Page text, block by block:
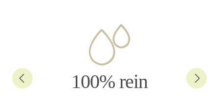
100% rein